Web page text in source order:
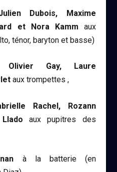
Dubois, Maxime
et Nora Kamm aux
ténor, baryton et basse)
Olivier Gay, Laure
aux trompettes ,
Rachel, Rozann
aux pupitres des
à la batterie (en